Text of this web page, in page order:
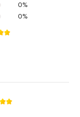
0%
0%